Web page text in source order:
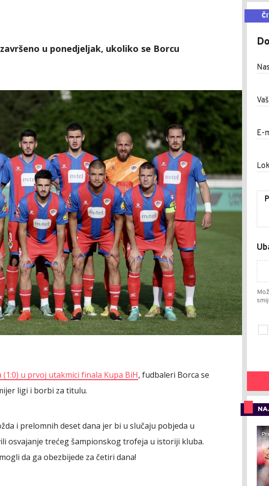
u ponedjeljak, ukoliko se Borcu
u prvoj utakmici finala Kupa BiH, fudbaleri Borca se
ligi i borbi za titulu.
i prelomnih deset dana jer bi u slučaju pobjeda u
osvajanje trećeg šampionskog trofeja u istoriji kluba.
da ga obezbijede za četiri dana!
E-